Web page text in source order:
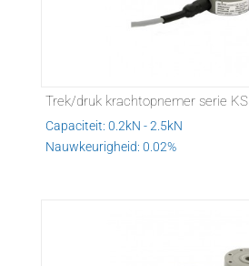
Trek/druk krachtopnemer serie KS
Capaciteit: 0.2kN - 2.5kN
Nauwkeurigheid: 0.02%